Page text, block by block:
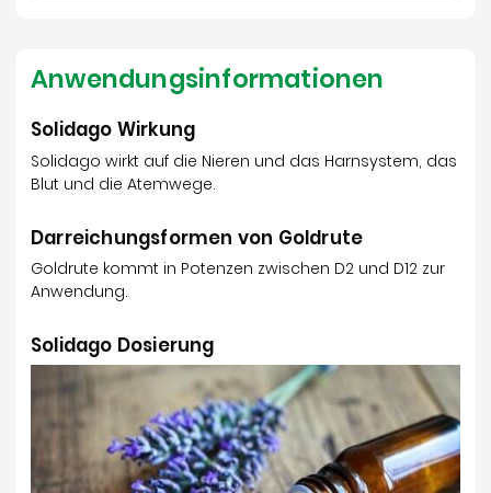
Anwendungsinformationen
Solidago Wirkung
Solidago wirkt auf die Nieren und das Harnsystem, das
Blut und die Atemwege.
Darreichungsformen von Goldrute
Goldrute kommt in Potenzen zwischen D2 und D12 zur
Anwendung.
Solidago Dosierung